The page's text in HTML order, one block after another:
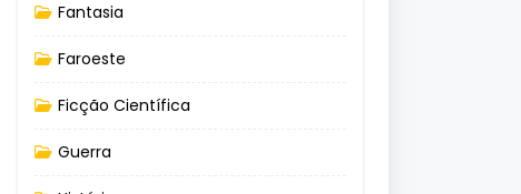
Fantasia
Faroeste
Ficção Científica
Guerra